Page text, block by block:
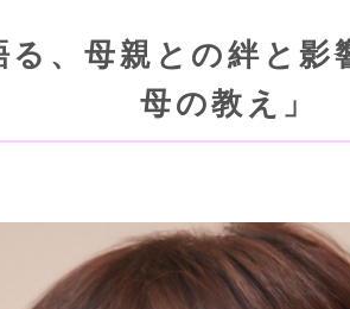
る、母親との絆と
母の教え」